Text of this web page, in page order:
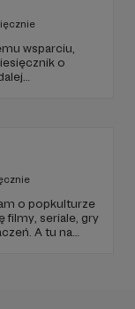
wsparciu,
o
o popkulturze
filmy, seriale, gry
A tu na